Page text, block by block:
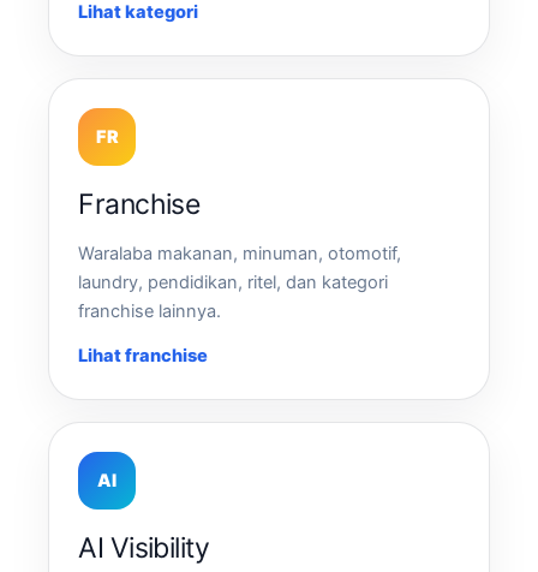
Lihat kategori
FR
Franchise
Waralaba makanan, minuman, otomotif,
laundry, pendidikan, ritel, dan kategori
franchise lainnya.
Lihat franchise
AI
AI Visibility